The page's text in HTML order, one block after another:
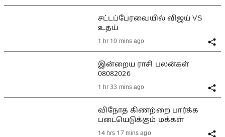
சட்டப்பேரவையில் விஜய் VS
உதய்
1 hr 10 mins ago
இன்றைய ராசி பலன்கள்
08082026
1 hr 33 mins ago
விநோத கிணற்றை பார்க்க
படையெடுக்கும் மக்கள்
14 hrs 17 mins ago